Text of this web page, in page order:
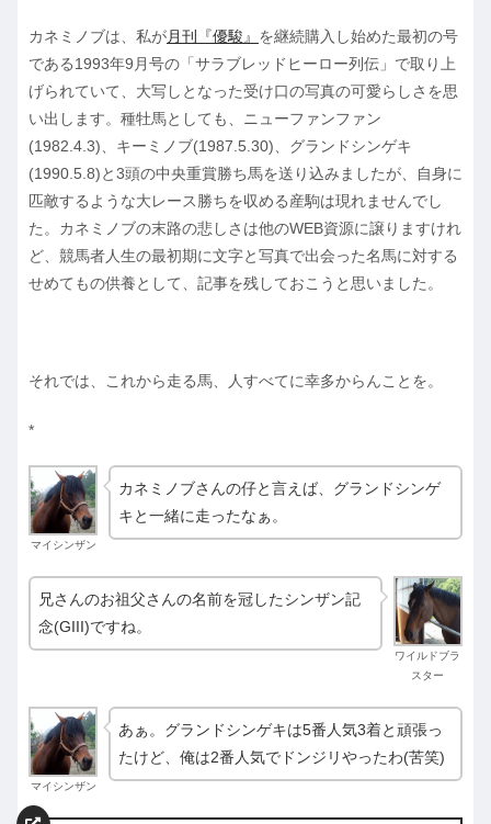
カネミノブは、私が月刊『優駿』 を継続購入し始めた最初の号
である1993年9月号の「サラブレッドヒーロー列伝」で取り上
げられていて、大写しとなった受け口の写真の可愛らしさを思
い出します。種牡馬としても、ニューファンファン
(1982.4.3)、キーミノブ(1987.5.30)、グランドシンゲキ
(1990.5.8)と3頭の中央重賞勝ち馬を送り込みましたが、自身に
匹敵するような大レース勝ちを収める産駒は現れませんでし
た。カネミノブの末路の悲しさは他のWEB資源に譲りますけれ
ど、競馬者人生の最初期に文字と写真で出会った名馬に対する
せめてもの供養として、記事を残しておこうと思いました。
それでは、これから走る馬、人すべてに幸多からんことを。
*
マイシンザン
カネミノブさんの仔と言えば、グランドシンゲ
キと一緒に走ったなぁ。
ワイルドブラ
スター
兄さんのお祖父さんの名前を冠したシンザン記
念(GIII)ですね。
マイシンザン
あぁ。グランドシンゲキは5番人気3着と頑張っ
たけど、俺は2番人気でドンジリやったわ(苦笑)